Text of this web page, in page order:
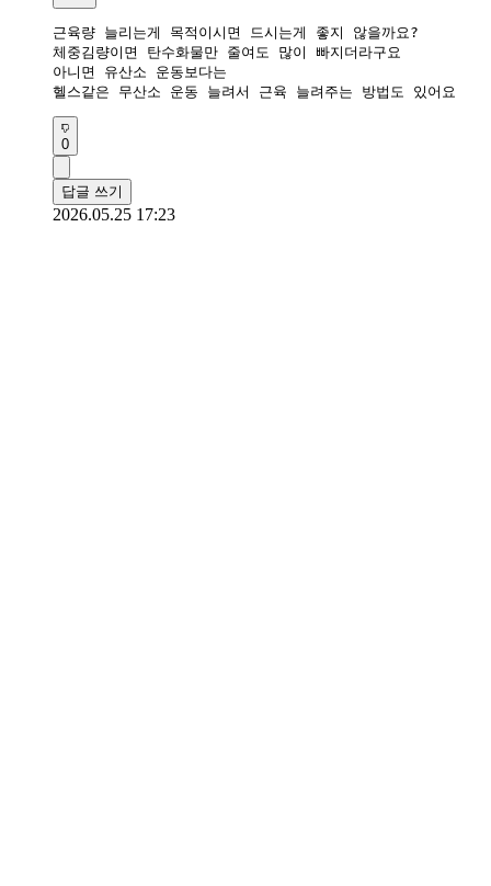
근육량 늘리는게 목적이시면 드시는게 좋지 않을까요?
체중김량이면 탄수화물만 줄여도 많이 빠지더라구요
아니면 유산소 운동보다는
헬스같은 무산소 운동 늘려서 근육 늘려주는 방법도 있어요
0
답글 쓰기
2026.05.25 17:23